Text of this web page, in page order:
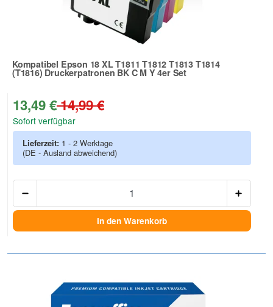
Kompatibel Epson 18 XL T1811 T1812 T1813 T1814
(T1816) Druckerpatronen BK C M Y 4er Set
Zur Artikelbewertung
13,49 €14,99 €
Sofort verfügbar
Lieferzeit: 1 - 2 Werktage
(DE - Ausland abweichend)
In den Warenkorb